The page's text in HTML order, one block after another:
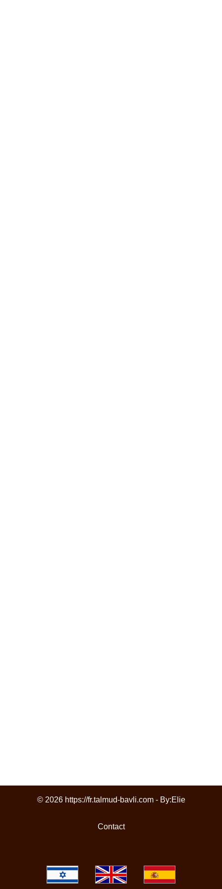
© 2026 https://fr.talmud-bavli.com - By:Elie
Contact